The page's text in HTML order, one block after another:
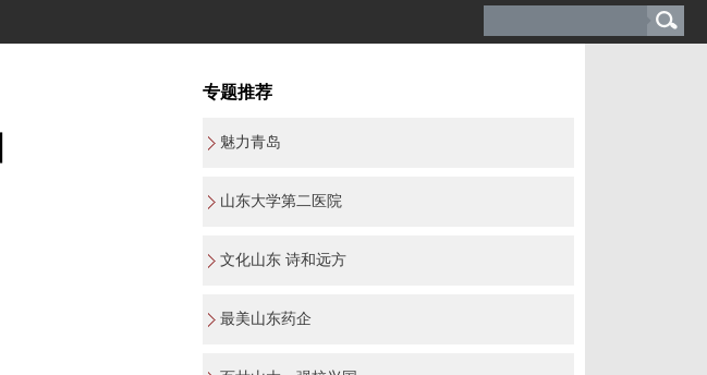
专题推荐
魅力青岛
山东大学第二医院
文化山东 诗和远方
最美山东药企